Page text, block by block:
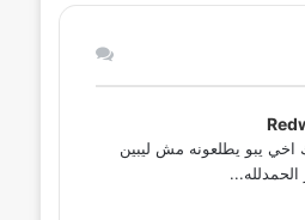
اخي يبو يطلعونه مش ليبين
الحمدلله...